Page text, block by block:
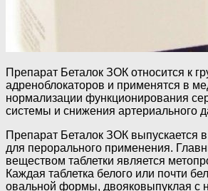
Препарат Беталок ЗОК относится к
адреноблокаторов и применятся в
нормализации функционирования
системы и снижения артериального
Препарат Беталок ЗОК выпускается
для перорального применения.
веществом таблетки является
Каждая таблетка белого или почти
овальной формы, двояковыпуклая с